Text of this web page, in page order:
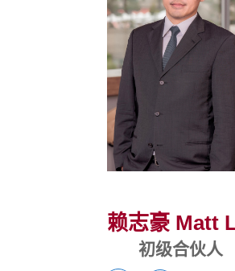
赖志豪 Matt
初级合伙人